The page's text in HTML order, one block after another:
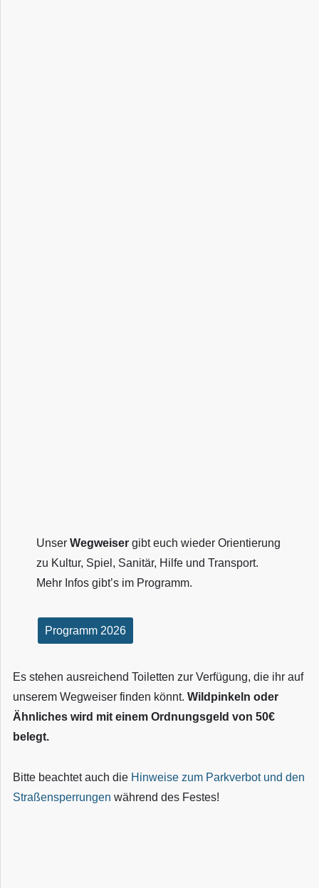
Unser Wegweisergibt euch wieder Orientierung
zu Kultur, Spiel, Sanitär, Hilfe und Transport.
Mehr Infos gibt’s im Programm.
Programm 2026
Es stehen ausreichend Toiletten zur Verfügung, die ihr auf
unserem Wegweiser finden könnt. Wildpinkeln oder
Ähnliches wird mit einem Ordnungsgeld von 50€
belegt.
Bitte beachtet auch die Hinweise zum Parkverbot und den
Straßensperrungen während des Festes!